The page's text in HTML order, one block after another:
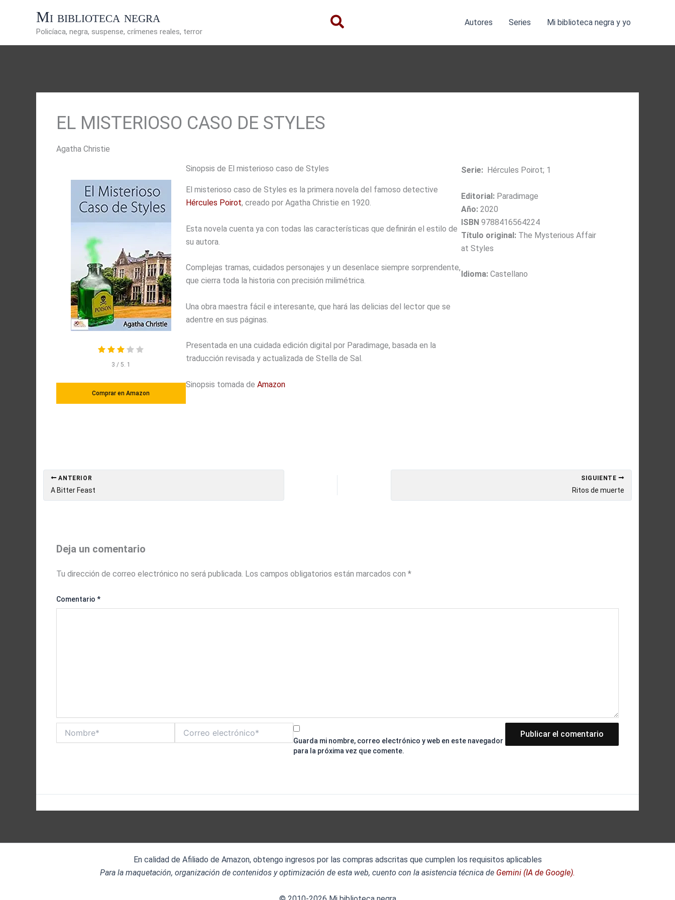
Mi biblioteca negra
Policíaca, negra, suspense, crímenes reales, terror
Autores Series Mi biblioteca negra y yo
EL MISTERIOSO CASO DE STYLES
Agatha Christie
3 / 5. 1
Comprar en Amazon
Sinopsis de El misterioso caso de Styles
El misterioso caso de Styles es la primera novela del famoso detective
Hércules Poirot, creado por Agatha Christie en 1920.
Esta novela cuenta ya con todas las características que definirán el estilo de
su autora.
Complejas tramas, cuidados personajes y un desenlace siempre sorprendente,
que cierra toda la historia con precisión milimétrica.
Una obra maestra fácil e interesante, que hará las delicias del lector que se
adentre en sus páginas.
Presentada en una cuidada edición digital por Paradimage, basada en la
traducción revisada y actualizada de Stella de Sal.
Sinopsis tomada de Amazon
Serie: Hércules Poirot; 1
Editorial: Paradimage
Año: 2020
ISBN 9788416564224
Título original: The Mysterious Affair
at Styles
Idioma: Castellano
ANTERIOR
A Bitter Feast
SIGUIENTE
Ritos de muerte
Deja un comentario
Tu dirección de correo electrónico no será publicada. Los campos obligatorios están marcados con *
Comentario *
electrónico*
Guarda mi nombre, correo electrónico y web en este navegador
para la próxima vez que comente.
En calidad de Afiliado de Amazon, obtengo ingresos por las compras adscritas que cumplen los requisitos aplicables
Para la maquetación, organización de contenidos y optimización de esta web, cuento con la asistencia técnica de Gemini (IA de Google).